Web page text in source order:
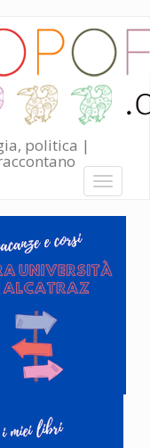
politica |
Toggle